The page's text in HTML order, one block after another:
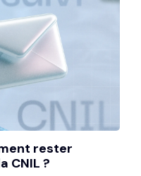
rester
CNIL ?